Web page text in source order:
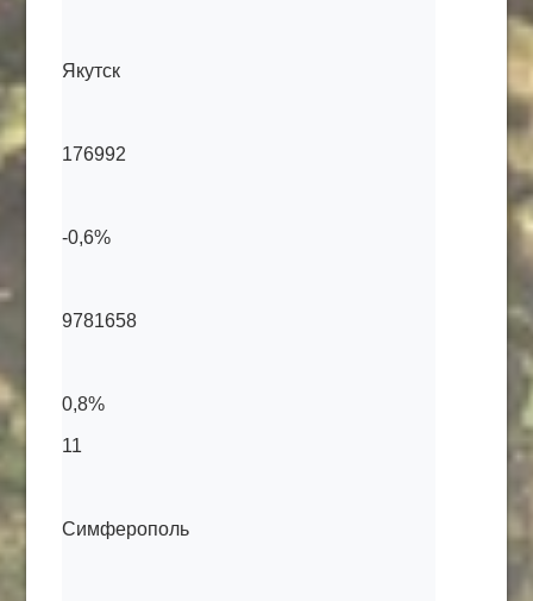
Якутск
176992
-0,6%
9781658
0,8%
11
Симферополь